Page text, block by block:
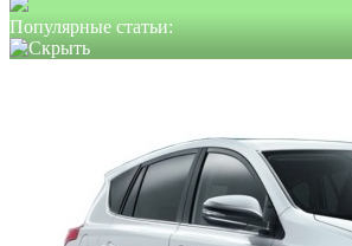
Популярные статьи: